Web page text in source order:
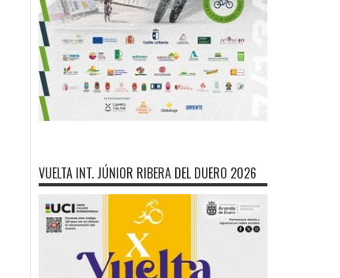
VUELTA INT. JÚNIOR RIBERA DEL DUERO 2026